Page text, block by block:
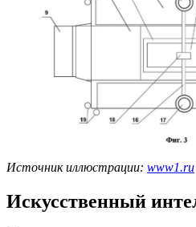
Источник иллюстрации: www1.ru
Искусственный